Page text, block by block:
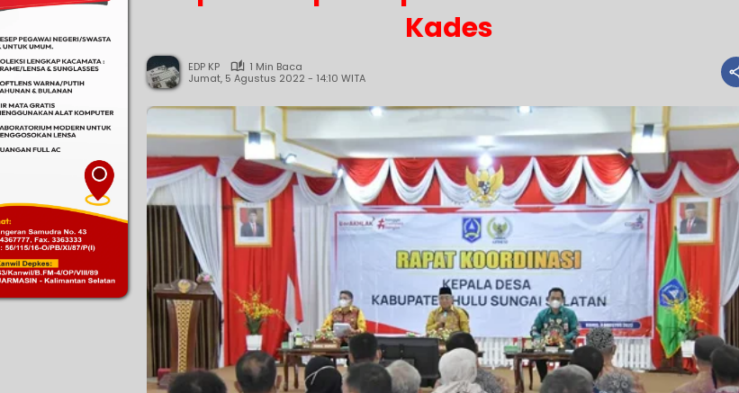
Kades
EDP KP
1 Min Baca
Jumat, 5 Agustus 2022 - 14:10 WITA